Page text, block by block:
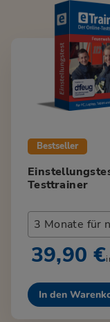
Bestseller
Testtrainer
3 Monate für
39,90 €
In den